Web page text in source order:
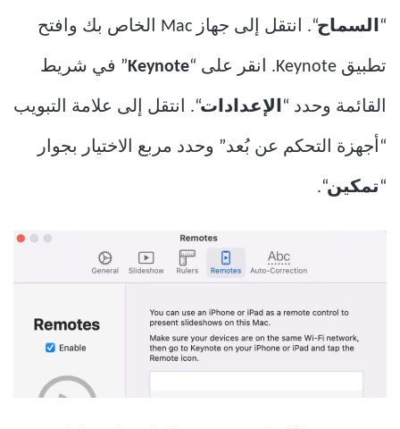
“السماح “. انتقل إلى جهاز Mac الخاص بك وافتح
تطبيق Keynote. انقر على “ Keynote” في شريط
القائمة وحدد “الإعدادات“. انتقل إلى علامة التبويب
“أجهزة التحكم عن بُعد” وحدد مربع الاختيار بجوار
“ تمكين“.